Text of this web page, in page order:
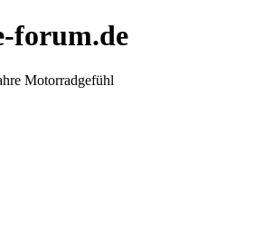
forum.de
Motorradgefühl